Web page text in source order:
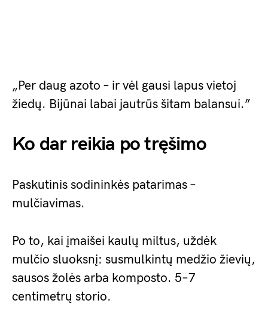
„Per daug azoto – ir vėl gausi lapus vietoj
žiedų. Bijūnai labai jautrūs šitam balansui.”
Ko dar reikia po tręšimo
Paskutinis sodininkės patarimas –
mulčiavimas.
Po to, kai įmaišei kaulų miltus, uždėk
mulčio sluoksnį: susmulkintų medžio žievių,
sausos žolės arba komposto. 5–7
centimetrų storio.